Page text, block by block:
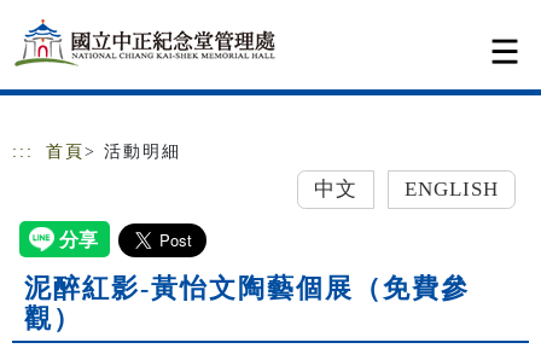
跳到主要內容
網站導覽
::: 首頁 > 活動明細
中文 ENGLISH
泥醉紅影-黃怡文陶藝個展（免費參
觀）